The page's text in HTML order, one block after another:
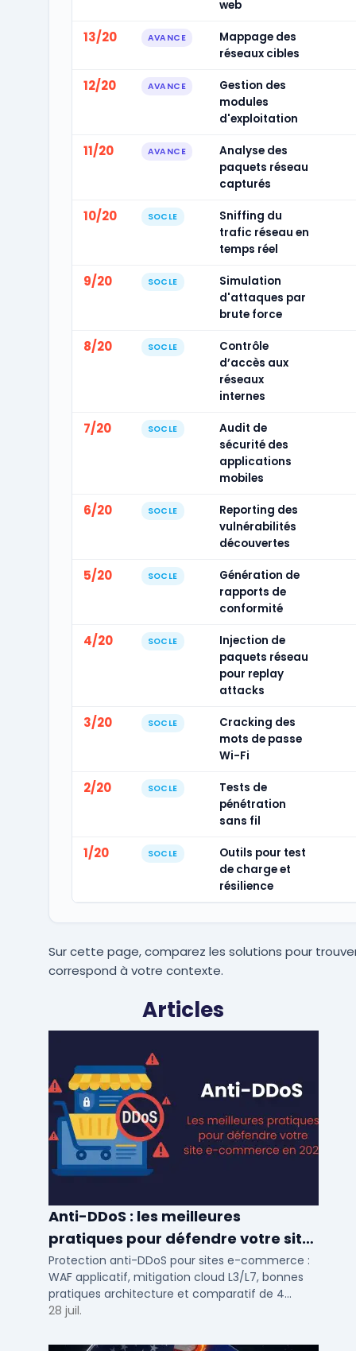
web
13/20 AVANCE
Mappage des
réseaux cibles
12/20 AVANCE
Gestion des
modules
d'exploitation
11/20 AVANCE
Analyse des
paquets réseau
capturés
10/20 SOCLE
Sniffing du
trafic réseau en
temps réel
9/20 SOCLE
Simulation
d'attaques par
brute force
8/20 SOCLE
Contrôle
d’accès aux
réseaux
internes
7/20 SOCLE
Audit de
sécurité des
applications
mobiles
6/20 SOCLE
Reporting des
vulnérabilités
découvertes
5/20 SOCLE
Génération de
rapports de
conformité
4/20 SOCLE
Injection de
paquets réseau
pour replay
attacks
3/20 SOCLE
Cracking des
mots de passe
Wi-Fi
2/20 SOCLE
Tests de
pénétration
sans fil
1/20 SOCLE
Outils pour test
de charge et
résilience
Sur cette page, comparez les solutions pour
correspond à votre contexte.
Articles
Anti-DDoS : les meilleures
pratiques pour défendre votre site
e-commerce en 2025
Protection anti-DDoS pour sites e-commerce :
WAF applicatif, mitigation cloud L3/L7, bonnes
pratiques architecture et comparatif de 4
solutions testees par des DSI en 2025.
28 juil.